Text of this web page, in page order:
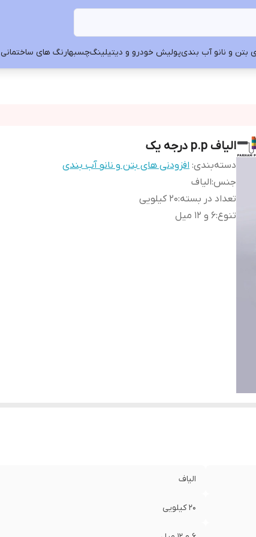
بتن و نانو آب بندیپولیش خودرو و دیتیلینگچسبهارنگ های ساختمانی
الیاف p.p درجه یک
دسته‌بندی: افزودنی های بتن و نانو آب بندی
جنس:الیاف
تعداد در بسته:20 کیلویی
تنوع:6 و 12 میل
الیاف
20 کیلویی